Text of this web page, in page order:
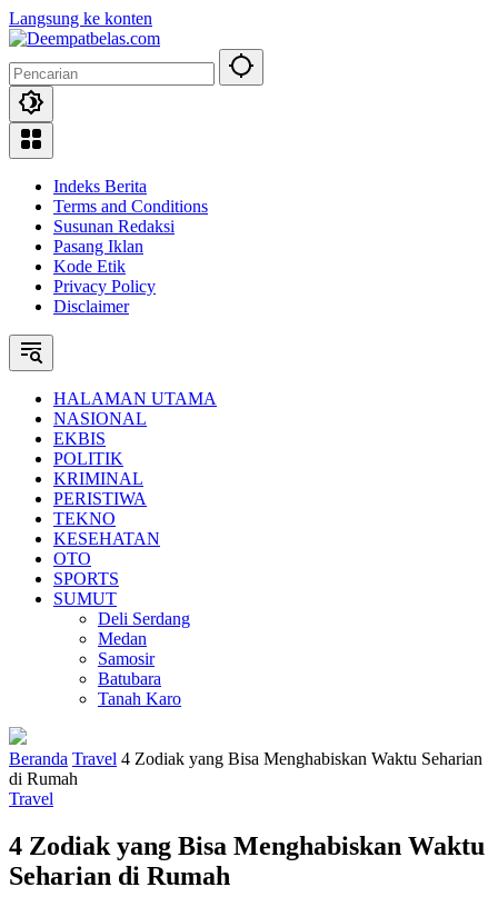
Langsung ke konten
Indeks Berita
Terms and Conditions
Susunan Redaksi
Pasang Iklan
Kode Etik
Privacy Policy
Disclaimer
HALAMAN UTAMA
NASIONAL
EKBIS
POLITIK
KRIMINAL
PERISTIWA
TEKNO
KESEHATAN
OTO
SPORTS
SUMUT
Deli Serdang
Medan
Samosir
Batubara
Tanah Karo
Beranda Travel 4 Zodiak yang Bisa Menghabiskan Waktu Seharian
di Rumah
Travel
4 Zodiak yang Bisa Menghabiskan Waktu
Seharian di Rumah